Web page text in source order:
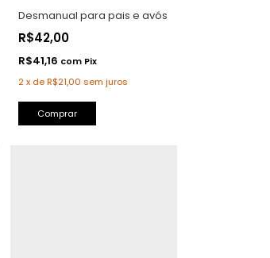
Desmanual para pais e avós
R$42,00
R$41,16 com Pix
2x deR$21,00 sem juros
Comprar